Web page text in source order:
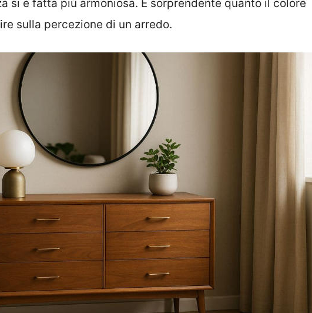
si è fatta più armoniosa. È sorprendente quanto il colore
sulla percezione di un arredo.